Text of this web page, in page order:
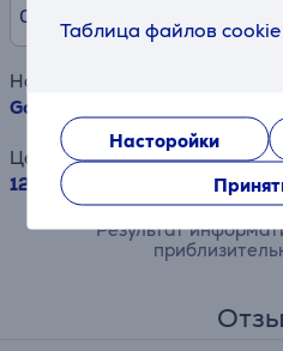
Таблица файлов cookie
Насторойки
0% /
Наименование товара
Gorenje, 2000 Вт, черный -
Цена
129.99 €
Результат